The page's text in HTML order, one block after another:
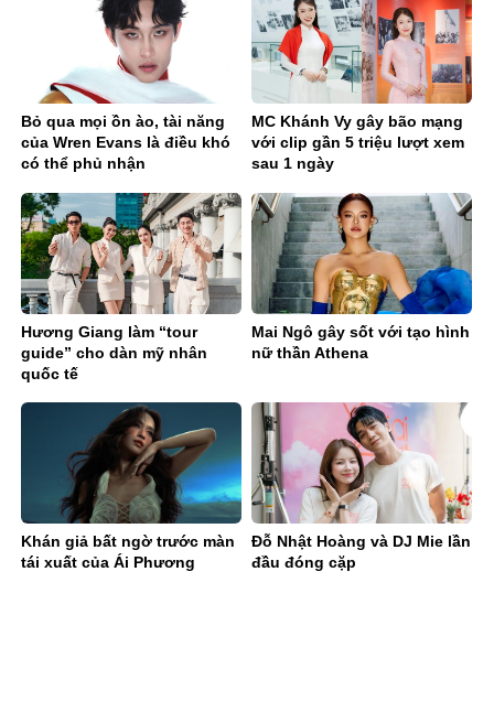
Bỏ qua mọi ồn ào, tài năng
của Wren Evans là điều khó
có thể phủ nhận
MC Khánh Vy gây bão mạng
với clip gần 5 triệu lượt xem
sau 1 ngày
Hương Giang làm “tour
guide” cho dàn mỹ nhân
quốc tế
Mai Ngô gây sốt với tạo hình
nữ thần Athena
Khán giả bất ngờ trước màn
tái xuất của Ái Phương
Đỗ Nhật Hoàng và DJ Mie lần
đầu đóng cặp